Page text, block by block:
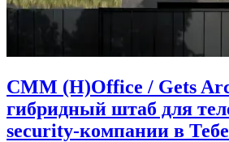
CMM (H)Office / Gets
гибридный штаб для
security-компании в